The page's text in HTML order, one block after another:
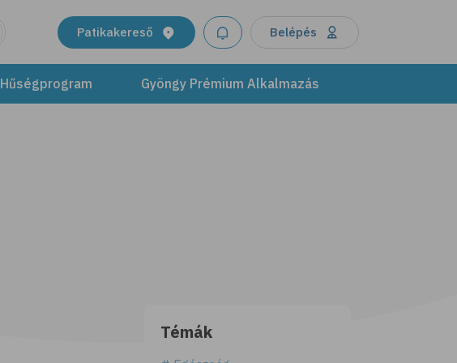
Patikakereső Belépés
Hűségprogram Gyöngy Prémium Alkalmazás
Témák